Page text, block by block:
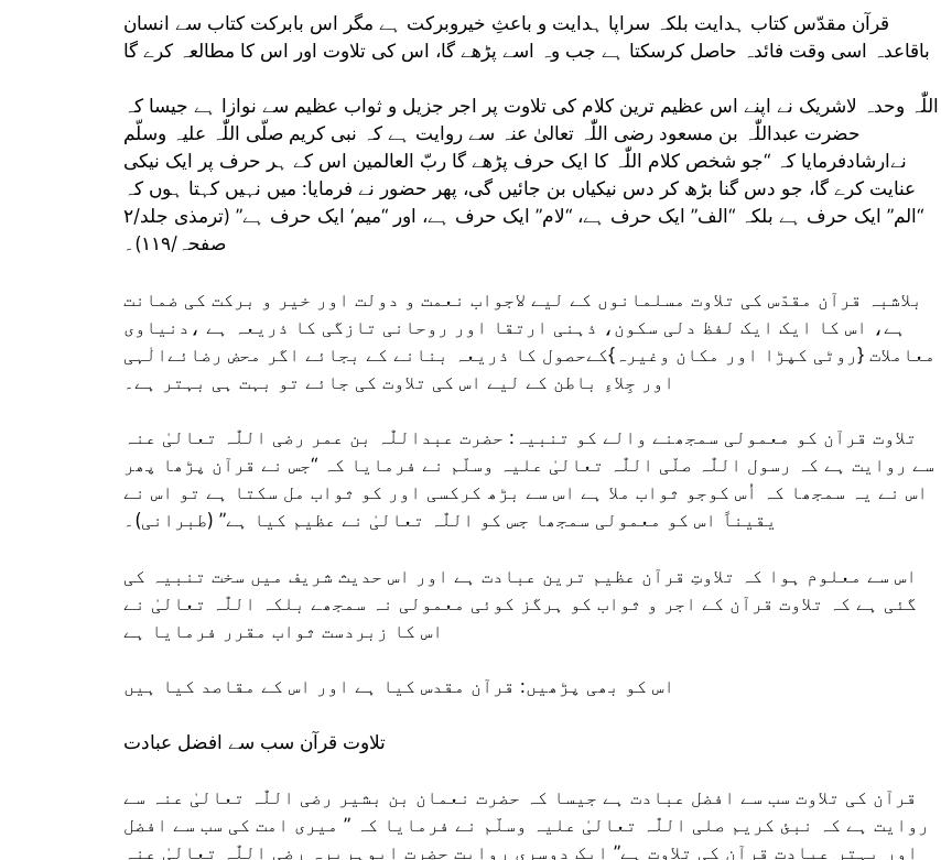
قرآن مقدّس کتاب ہدایت بلکہ سراپا ہدایت و باعثِ خیروبرکت ہے مگر اس بابرکت کتاب سے انسان
باقاعدہ اسی وقت فائدہ حاصل کرسکتا ہے جب وہ اسے پڑھے گا، اس کی تلاوت اور اس کا مطالعہ کرے گا
اللّٰہ وحدہ لاشریک نے اپنے اس عظیم ترین کلام کی تلاوت پر اجر جزیل و ثواب عظیم سے نوازا ہے جیسا کہ
حضرت عبداللّٰہ بن مسعود رضی اللّٰہ تعالیٰ عنہ سے روایت ہے کہ نبی کریم صلّی اللّٰہ علیہ وسلّم
نےارشادفرمایا کہ “جو شخص کلام اللّٰہ کا ایک حرف پڑھے گا ربّ العالمین اس کے ہر حرف پر ایک نیکی
عنایت کرے گا، جو دس گنا بڑھ کر دس نیکیاں بن جائیں گی، پھر حضور نے فرمایا: میں نہیں کہتا ہوں کہ
“الم” ایک حرف ہے بلکہ “الف” ایک حرف ہے، “لام” ایک حرف ہے، اور “میم‘ ایک حرف ہے” (ترمذی جلد/۲
صفحہ/۱۱۹)۔
بلاشبہ قرآن مقدّس کی تلاوت مسلمانوں کے لیے لاجواب نعمت و دولت اور خیر و برکت کی ضمانت
ہے، اس کا ایک ایک لفظ دلی سکون، ذہنی ارتقا اور روحانی تازگی کا ذریعہ ہے ،دنیاوی
معاملات {روٹی کپڑا اور مکان وغیرہ}کےحصول کا ذریعہ بنانے کے بجائے اگر محض رضائےالٰہی
اور جِلاءِ باطن کے لیے اس کی تلاوت کی جائے تو بہت ہی بہتر ہے۔
تلاوت قرآن کو معمولی سمجھنے والے کو تنبیہ: حضرت عبداللّٰہ بن عمر رضی اللّٰہ تعالیٰ عنہ
سے روایت ہے کہ رسول اللّٰہ صلّی اللّٰہ تعالیٰ علیہ وسلّم نے فرمایا کہ “جس نے قرآن پڑھا پھر
اس نے یہ سمجھا کہ اُس کوجو ثواب ملا ہے اس سے بڑھ کرکسی اور کو ثواب مل سکتا ہے تو اس نے
یقیناً اس کو معمولی سمجھا جس کو اللّٰہ تعالیٰ نے عظیم کیا ہے” (طبرانی)۔
اس سے معلوم ہوا کہ تلاوتِ قرآن عظیم ترین عبادت ہے اور اس حدیث شریف میں سخت تنبیہ کی
گئی ہے کہ تلاوت قرآن کے اجر و ثواب کو ہرگز کوئی معمولی نہ سمجھے بلکہ اللّٰہ تعالیٰ نے
اس کا زبردست ثواب مقرر فرمایا ہے
اس کو بھی پڑھیں: قرآن مقدس کیا ہے اور اس کے مقاصد کیا ہیں
تلاوت قرآن سب سے افضل عبادت
قرآن کی تلاوت سب سے افضل عبادت ہے جیسا کہ حضرت نعمان بن بشیر رضی اللّٰہ تعالیٰ عنہ سے
روایت ہے کہ نبئ کریم صلی اللّٰہ تعالیٰ علیہ وسلّم نے فرمایا کہ ” میری امت کی سب سے افضل
اور بہتر عبادت قرآن کی تلاوت ہے” ایک دوسری روایت حضرت ابوہریرہ رضی اللّٰہ تعالیٰ عنہ